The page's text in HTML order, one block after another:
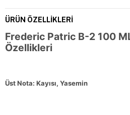
ÜRÜN ÖZELLIKLERI
Frederic Patric B-2 100
Özellikleri
Üst Nota: Kayısı, Yasemin